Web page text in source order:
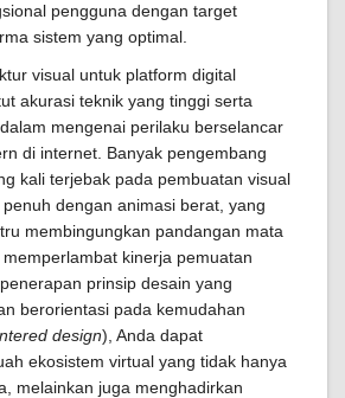
pengguna dengan target
sistem yang optimal.
visual untuk platform digital
akurasi teknik yang tinggi serta
mengenai perilaku berselancar
di internet. Banyak pengembang
kali terjebak pada pembuatan visual
dengan animasi berat, yang
membingungkan pandangan mata
kinerja pemuatan
prinsip desain yang
berorientasi pada kemudahan
design), Anda dapat
ekosistem virtual yang tidak hanya
melainkan juga menghadirkan